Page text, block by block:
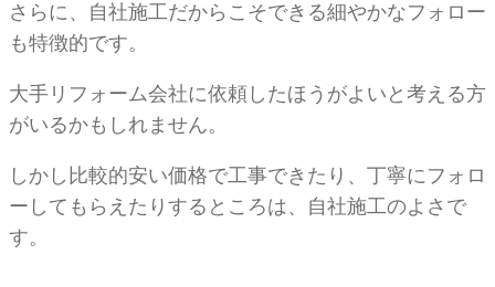
さらに、自社施工だからこそできる細やかなフォロー
も特徴的です。
大手リフォーム会社に依頼したほうがよいと考える方
がいるかもしれません。
しかし比較的安い価格で工事できたり、丁寧にフォロ
ーしてもらえたりするところは、自社施工のよさで
す。